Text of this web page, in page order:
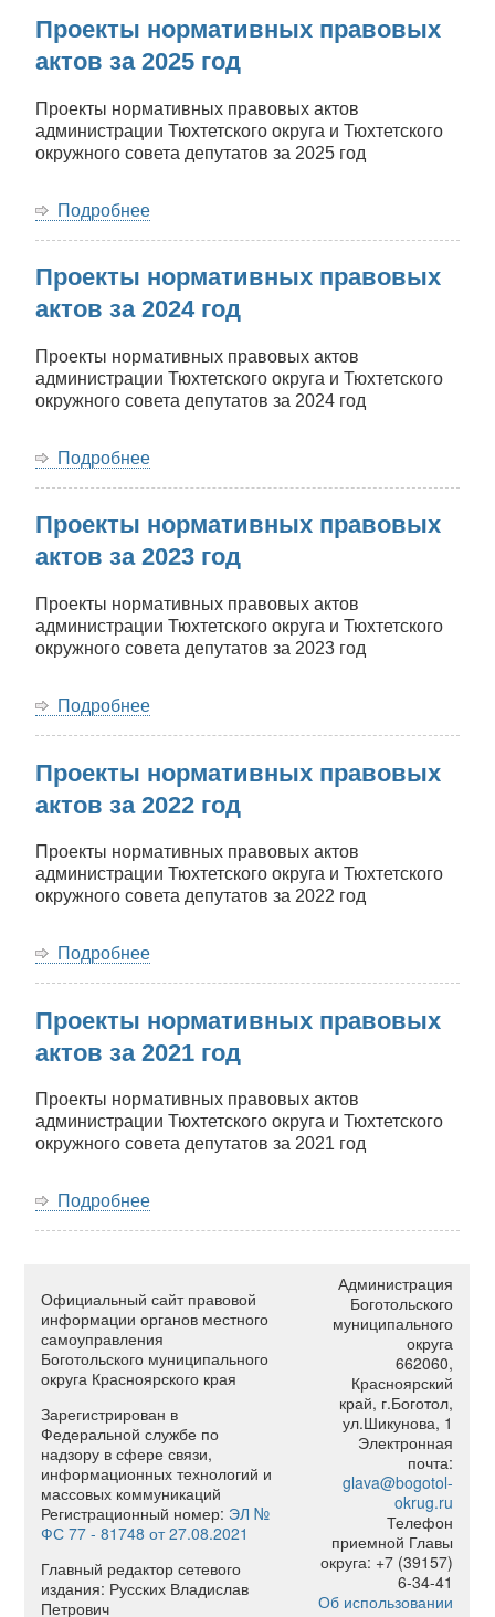
правовых
актов
Боготольского
округа
за
2025
Проекты нормативных правовых
актов за 2025 год
Проекты нормативных правовых актов
администрации Тюхтетского округа и Тюхтетского
окружного совета депутатов за 2025 год
Подробнее
правовых
актов
за
год
Проекты нормативных правовых
актов за 2024 год
Проекты нормативных правовых актов
администрации Тюхтетского округа и Тюхтетского
окружного совета депутатов за 2024 год
Подробнее
правовых
актов
за
год
Проекты нормативных правовых
актов за 2023 год
Проекты нормативных правовых актов
администрации Тюхтетского округа и Тюхтетского
окружного совета депутатов за 2023 год
Подробнее
правовых
актов
за
год
Проекты нормативных правовых
актов за 2022 год
Проекты нормативных правовых актов
администрации Тюхтетского округа и Тюхтетского
окружного совета депутатов за 2022 год
Подробнее
правовых
актов
за
год
Проекты нормативных правовых
актов за 2021 год
Проекты нормативных правовых актов
администрации Тюхтетского округа и Тюхтетского
окружного совета депутатов за 2021 год
Подробнее
за
2021
год
Официальный сайт правовой
информации органов местного
самоуправления
Боготольского муниципального
округа Красноярского края
Зарегистрирован в
Федеральной службе по
надзору в сфере связи,
информационных технологий и
массовых коммуникаций
Регистрационный номер: ЭЛ №
ФС 77 - 81748 от 27.08.2021
Главный редактор сетевого
издания: Русских Владислав
Петрович
Администрация
Боготольского
муниципального
округа
662060,
Красноярский
край, г.Боготол,
ул.Шикунова, 1
Электронная
почта:
glava@bogotol-
okrug.ru
Телефон
приемной Главы
округа: +7 (39157)
6-34-41
Об использовании